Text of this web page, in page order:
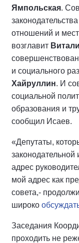
Ямпольская.
отношений и
возглавит
и социального
Хайруллин. И
социальной
образования и
сообщил Исаев.
«Депутаты,
законодательной
адрес
мой адрес как
совета,-
широко
Заседания
проходить не